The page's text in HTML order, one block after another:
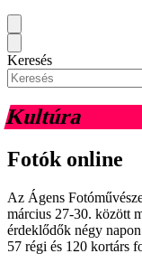
Keresés
Kultúra
Fotók online
Az Ágens
március 27-30. között
érdeklődők négy
57 régi és 120 kortárs